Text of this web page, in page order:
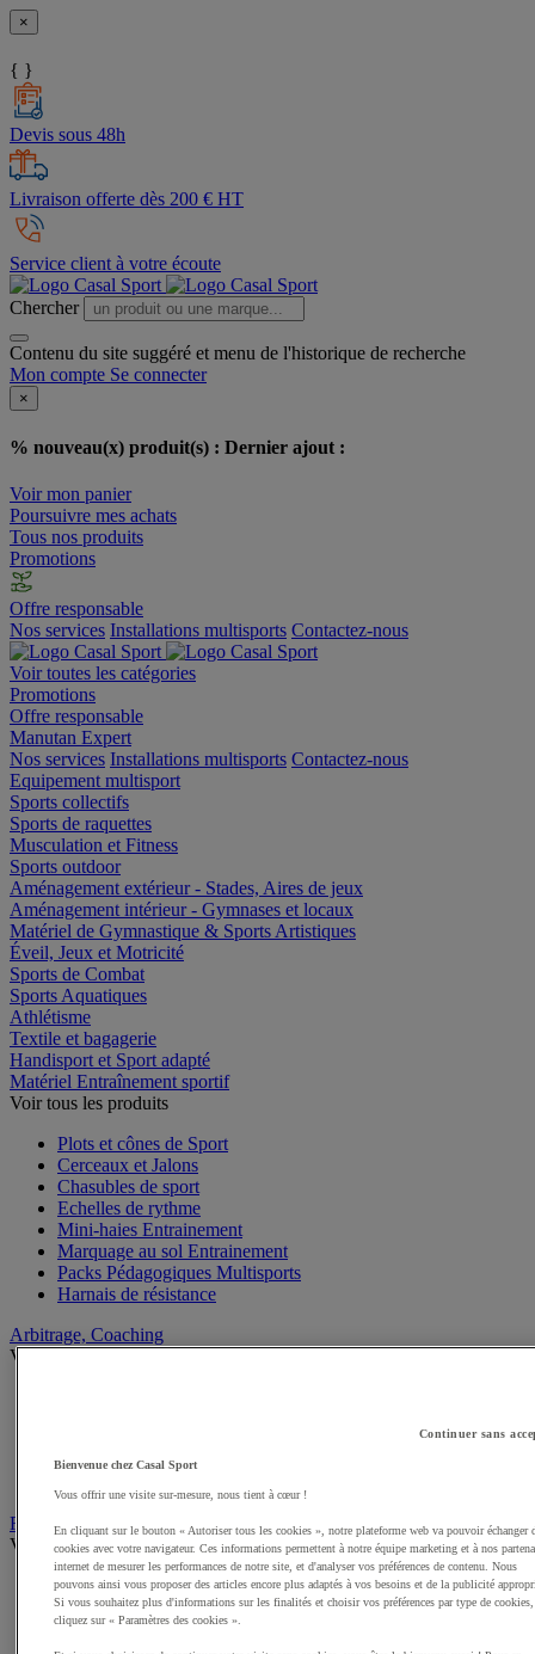
×
{ }
Devis sous 48h
Livraison offerte dès 200 € HT
Service client à votre écoute
Chercher
Contenu du site suggéré et menu de l'historique de recherche
Mon compte Se connecter
×
% nouveau(x) produit(s) : Dernier ajout :
Voir mon panier
Poursuivre mes achats
Tous nos produits
Promotions
Offre responsable
Nos services Installations multisports Contactez-nous
Voir toutes les catégories
Promotions
Offre responsable
Manutan Expert
Nos services Installations multisports Contactez-nous
Equipement multisport
Sports collectifs
Sports de raquettes
Musculation et Fitness
Sports outdoor
Aménagement extérieur - Stades, Aires de jeux
Aménagement intérieur - Gymnases et locaux
Matériel de Gymnastique & Sports Artistiques
Éveil, Jeux et Motricité
Sports de Combat
Sports Aquatiques
Athlétisme
Textile et bagagerie
Handisport et Sport adapté
Matériel Entraînement sportif
Voir tous les produits
Plots et cônes de Sport
Cerceaux et Jalons
Chasubles de sport
Echelles de rythme
Mini-haies Entrainement
Marquage au sol Entrainement
Packs Pédagogiques Multisports
Harnais de résistance
Arbitrage, Coaching
Voir tous les produits
Brassards de sport
Récompenses sportives
Voir tous les produits
Coupes et trophées sportifs
Médailles, Rubans
Podiums de sport
Continuer sans
Bienvenue chez Casal Sport
Vous offrir une visite sur-mesure, nous tient à cœur !
En cliquant sur le bouton « Autoriser tous les cookies », notre plateforme web va pouvoir échanger
cookies avec votre navigateur. Ces informations permettent à notre équipe marketing et à nos
internet de mesurer les performances de notre site, et d'analyser vos préférences de contenu. Nous
pouvons ainsi vous proposer des articles encore plus adaptés à vos besoins et de la publicité
Si vous souhaitez plus d'informations sur les finalités et choisir vos préférences par type de cookies,
cliquez sur « Paramètres des cookies ».